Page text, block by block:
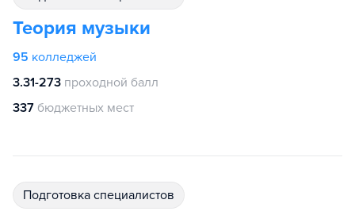
Теория музыки
95 колледжей
3.31-273 проходной балл
337 бюджетных мест
подготовка специалистов